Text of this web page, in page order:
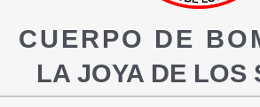
CUERPO DE
LA JOYA DE LOS